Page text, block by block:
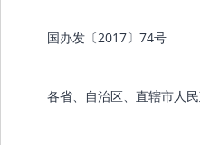
国办发〔2017〕74号
各省、自治区、直辖市人